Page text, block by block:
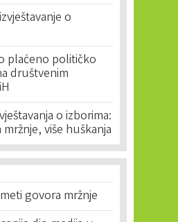
o
plaćeno političko
društvenim
o izborima:
više huškanja
govora mržnje